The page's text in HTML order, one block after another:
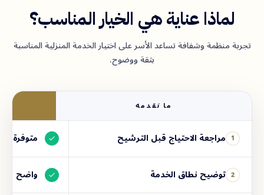
لماذا عناية هي الخيار المناسب؟
تجربة منظمة وشفافة تساعد الأسر على اختيار الخدمة المنزلية المناسبة
بثقة ووضوح.
ما نقدمه
1 مراجعة الاحتياج قبل الترشيح متوفرة
2 توضيح نطاق الخدمة واضح